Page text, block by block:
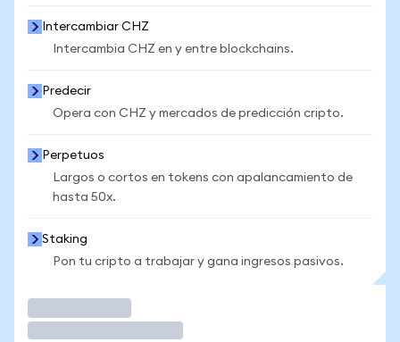
Intercambiar CHZ
Intercambia CHZ en y entre blockchains.
Predecir
Opera con CHZ y mercados de predicción cripto.
Perpetuos
Largos o cortos en tokens con apalancamiento de
hasta 50x.
Staking
Pon tu cripto a trabajar y gana ingresos pasivos.